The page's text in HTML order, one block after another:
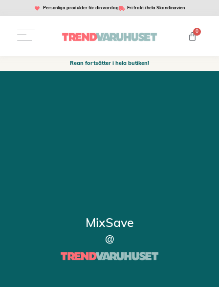
Personliga produkter för din vardag Fri frakt i hela Skandinavien
0
Rean fortsätter i hela butiken!
MixSave
@